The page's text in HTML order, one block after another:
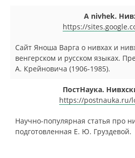
A nivhek.
https://
Сайт Яноша Варга о нивхах и
венгерском и русском языках.
А. Крейновича (1906-1985).
ПостНаука.
https://postnauka.ru/
Научно-популярная статья про
подготовленная Е. Ю. Груздевой.